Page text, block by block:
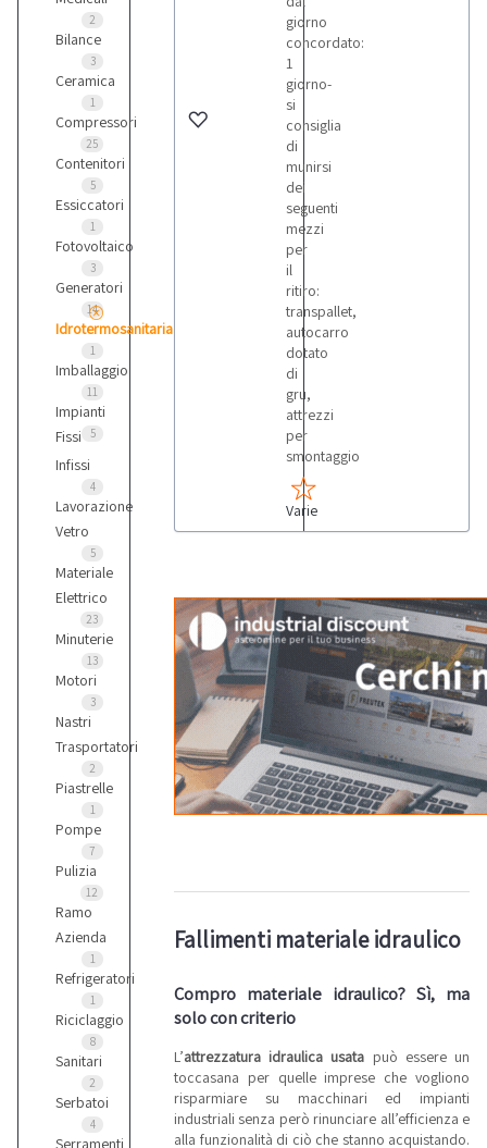
2
Bilance
3
Ceramica
1
Compressori
25
Contenitori
5
Essiccatori
1
Fotovoltaico
3
Generatori
14
Idrotermosanitaria
1
Imballaggio
11
Impianti
Fissi
5
Infissi
4
Lavorazione
Vetro
5
Materiale
Elettrico
23
Minuterie
13
Motori
3
Nastri
Trasportatori
2
Piastrelle
1
Pompe
7
Pulizia
12
Ramo
Azienda
1
Refrigeratori
1
Riciclaggio
8
Sanitari
2
Serbatoi
4
Serramenti
giorno
concordato:
1
giorno-
si
consiglia
di
munirsi
dei
seguenti
mezzi
per
il
ritiro:
transpallet,
autocarro
dotato
di
gru,
attrezzi
per
smontaggio
Varie
Fallimenti materiale idraulico
Compro materiale idraulico? Sì, ma
solo con criterio
L’attrezzatura idraulica usata può essere un
toccasana per quelle imprese che vogliono
risparmiare su macchinari ed impianti
industriali senza però rinunciare all’efficienza e
alla funzionalità di ciò che stanno acquistando.